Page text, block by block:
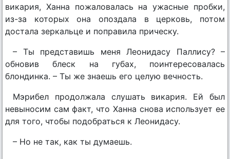
викария, Ханна пожаловалась на ужасные пробки,
из-за которых она опоздала в церковь, потом
достала зеркальце и поправила прическу.
– Ты представишь меня Леонидасу Паллису? –
обновив блеск на губах, поинтересовалась
блондинка. – Ты же знаешь его целую вечность.
Мэрибел продолжала слушать викария. Ей был
невыносим сам факт, что Ханна снова использует ее
для того, чтобы подобраться к Леонидасу.
– Но не так, как ты думаешь.